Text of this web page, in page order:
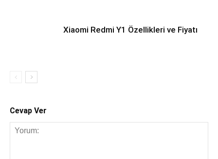
Xiaomi Redmi Y1 Özellikleri ve Fiyatı
Cevap Ver